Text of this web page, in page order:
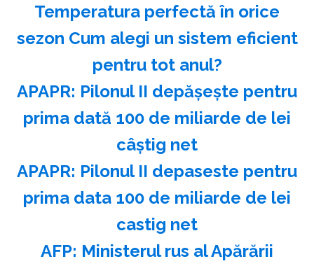
Temperatura perfectă în orice
sezon Cum alegi un sistem eficient
pentru tot anul?
APAPR: Pilonul II depăşeşte pentru
prima dată 100 de miliarde de lei
câştig net
APAPR: Pilonul II depaseste pentru
prima data 100 de miliarde de lei
castig net
AFP: Ministerul rus al Apărării